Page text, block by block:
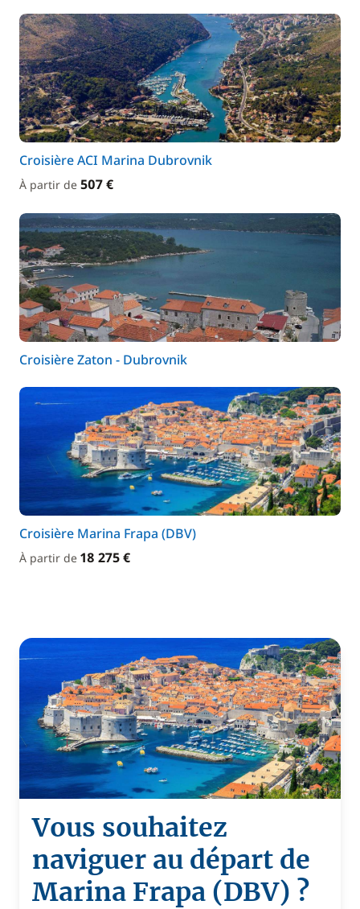
Croisière ACI Marina Dubrovnik
À partir de 507 €
Croisière Zaton - Dubrovnik
Croisière Marina Frapa (DBV)
À partir de 18 275 €
Vous souhaitez
naviguer au départ de
Marina Frapa (DBV) ?